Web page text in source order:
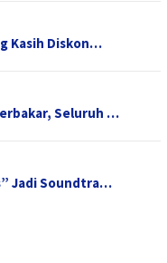
Kasih Diskon…
Seluruh …
Jadi Soundtra…